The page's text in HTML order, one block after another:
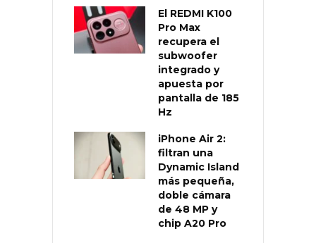
El REDMI K100
Pro Max
recupera el
subwoofer
integrado y
apuesta por
pantalla de 185
Hz
iPhone Air 2:
filtran una
Dynamic Island
más pequeña,
doble cámara
de 48 MP y
chip A20 Pro